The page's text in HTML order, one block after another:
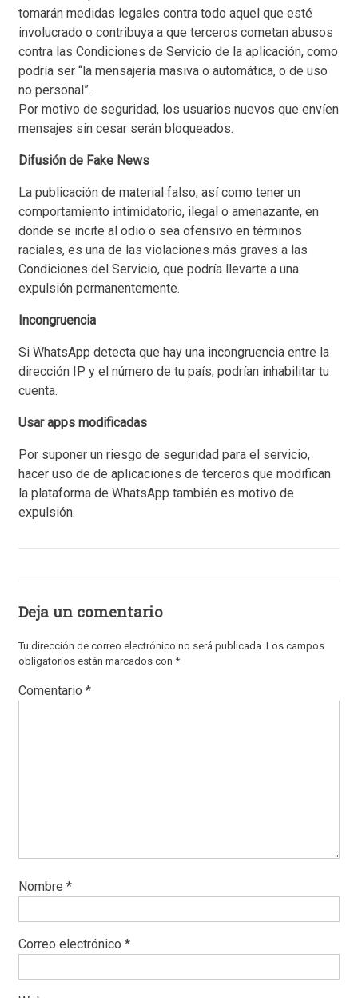
tomarán medidas legales contra todo aquel que esté
involucrado o contribuya a que terceros cometan abusos
contra las Condiciones de Servicio de la aplicación, como
podría ser “la mensajería masiva o automática, o de uso
no personal”.
Por motivo de seguridad, los usuarios nuevos que envíen
mensajes sin cesar serán bloqueados.
Difusión de Fake News
La publicación de material falso, así como tener un
comportamiento intimidatorio, ilegal o amenazante, en
donde se incite al odio o sea ofensivo en términos
raciales, es una de las violaciones más graves a las
Condiciones del Servicio, que podría llevarte a una
expulsión permanentemente.
Incongruencia
Si WhatsApp detecta que hay una incongruencia entre la
dirección IP y el número de tu país, podrían inhabilitar tu
cuenta.
Usar apps modificadas
Por suponer un riesgo de seguridad para el servicio,
hacer uso de de aplicaciones de terceros que modifican
la plataforma de WhatsApp también es motivo de
expulsión.
Deja un comentario
Tu dirección de correo electrónico no será publicada. Los campos
obligatorios están marcados con *
Comentario *
Nombre *
Correo electrónico *